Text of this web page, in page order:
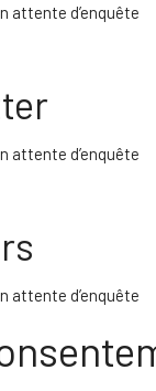
attente d’enquête
attente d’enquête
attente d’enquête